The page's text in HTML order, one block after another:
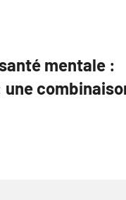
mentale :